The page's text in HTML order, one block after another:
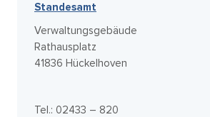
Standesamt
Verwaltungsgebäude
Rathausplatz
41836 Hückelhoven
Tel.: 02433 – 820